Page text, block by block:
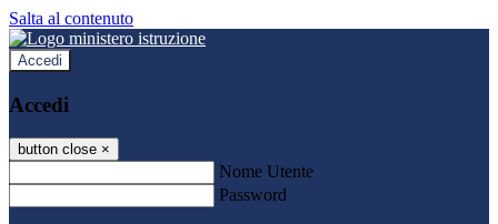
Salta al contenuto
Accedi
Accedi
button close ×
Nome Utente
Password